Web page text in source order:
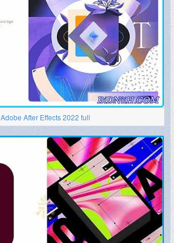
Adobe After Effects 2022 full